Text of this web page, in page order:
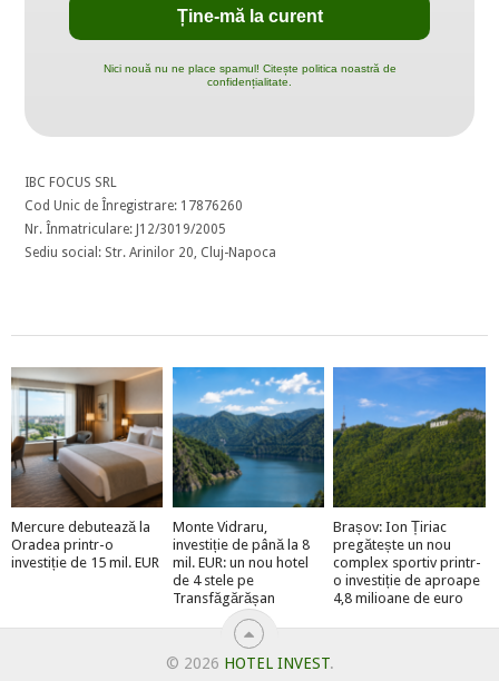
Nici nouă nu ne place spamul! Citește politica noastră de
confidențialitate.
IBC FOCUS SRL
Cod Unic de Înregistrare: 17876260
Nr. Înmatriculare: J12/3019/2005
Sediu social: Str. Arinilor 20, Cluj-Napoca
Mercure debutează la
Oradea printr-o
investiție de 15 mil. EUR
Monte Vidraru,
investiție de până la 8
mil. EUR: un nou hotel
de 4 stele pe
Transfăgărășan
Brașov: Ion Țiriac
pregătește un nou
complex sportiv printr-
o investiție de aproape
4,8 milioane de euro
© 2026 HOTEL INVEST.